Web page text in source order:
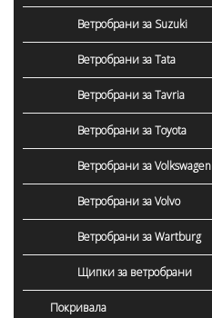
Ветробрани за Suzuki
Ветробрани за Tata
Ветробрани за Tavria
Ветробрани за Toyota
Ветробрани за Volkswagen
Ветробрани за Volvo
Ветробрани за Wartburg
Щипки за ветробрани
Покривала